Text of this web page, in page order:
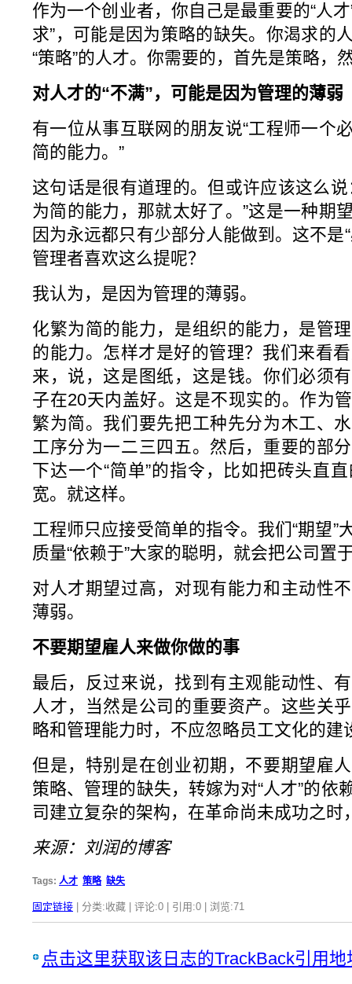
作为一个创业者，你自己是最重要的“人才
求”，可能是因为策略的缺失。你渴求的
“策略”的人才。你需要的，首先是策略，
对人才的“不满”，可能是因为管理的薄弱
有一位从事互联网的朋友说“工程师一个
简的能力。”
这句话是很有道理的。但或许应该这么
为简的能力，那就太好了。”这是一种期
因为永远都只有少部分人能做到。这不是
管理者喜欢这么提呢？
我认为，是因为管理的薄弱。
化繁为简的能力，是组织的能力，是管
的能力。怎样才是好的管理？我们来看
来，说，这是图纸，这是钱。你们必须
子在20天内盖好。这是不现实的。作为
繁为简。我们要先把工种先分为木工、
工序分为一二三四五。然后，重要的部
下达一个“简单”的指令，比如把砖头直
宽。就这样。
工程师只应接受简单的指令。我们“期望”
质量“依赖于”大家的聪明，就会把公司置
对人才期望过高，对现有能力和主动性
薄弱。
不要期望雇人来做你做的事
最后，反过来说，找到有主观能动性、
人才，当然是公司的重要资产。这些关
略和管理能力时，不应忽略员工文化的建
但是，特别是在创业初期，不要期望雇
策略、管理的缺失，转嫁为对“人才”的依
司建立复杂的架构，在革命尚未成功之时
来源：刘润的博客
Tags: 人才 策略 缺失
固定链接 | 分类:收藏 | 评论:0 | 引用:0 | 浏览:71
点击这里获取该日志的TrackBack引用地